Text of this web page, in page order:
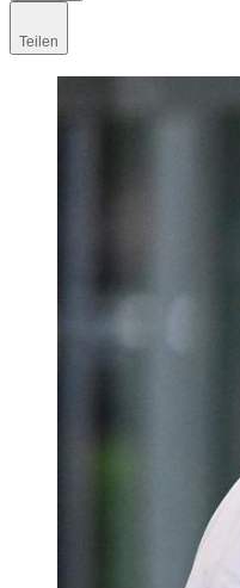
Teilen